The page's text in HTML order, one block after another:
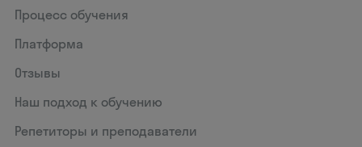
Процесс обучения
Платформа
Отзывы
Наш подход к обучению
Репетиторы и преподаватели